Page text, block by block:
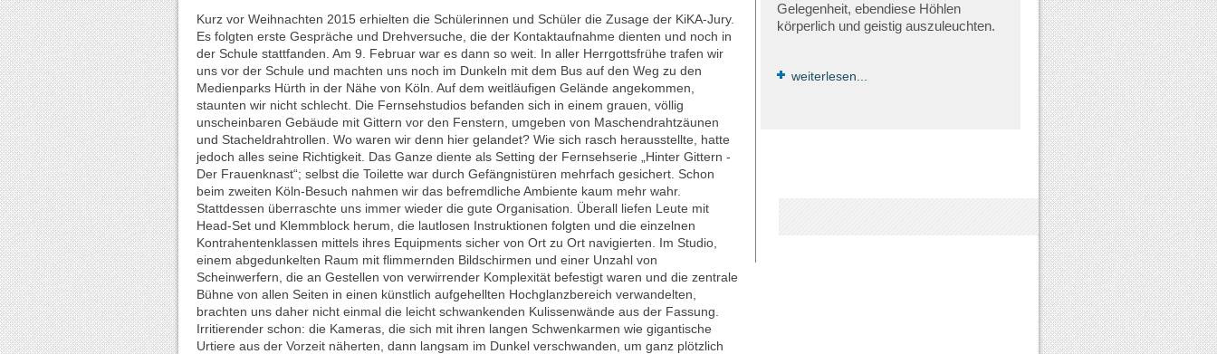
Kurz vor Weihnachten 2015 erhielten die Schülerinnen und Schüler die Zusage der KiKA-Jury.
Es folgten erste Gespräche und Drehversuche, die der Kontaktaufnahme dienten und noch in
der Schule stattfanden. Am 9. Februar war es dann so weit. In aller Herrgottsfrühe trafen wir
uns vor der Schule und machten uns noch im Dunkeln mit dem Bus auf den Weg zu den
Medienparks Hürth in der Nähe von Köln. Auf dem weitläufigen Gelände angekommen,
staunten wir nicht schlecht. Die Fernsehstudios befanden sich in einem grauen, völlig
unscheinbaren Gebäude mit Gittern vor den Fenstern, umgeben von Maschendrahtzäunen
und Stacheldrahtrollen. Wo waren wir denn hier gelandet? Wie sich rasch herausstellte, hatte
jedoch alles seine Richtigkeit. Das Ganze diente als Setting der Fernsehserie „Hinter Gittern -
Der Frauenknast“; selbst die Toilette war durch Gefängnistüren mehrfach gesichert. Schon
beim zweiten Köln-Besuch nahmen wir das befremdliche Ambiente kaum mehr wahr.
Stattdessen überraschte uns immer wieder die gute Organisation. Überall liefen Leute mit
Head-Set und Klemmblock herum, die lautlosen Instruktionen folgten und die einzelnen
Kontrahentenklassen mittels ihres Equipments sicher von Ort zu Ort navigierten. Im Studio,
einem abgedunkelten Raum mit flimmernden Bildschirmen und einer Unzahl von
Scheinwerfern, die an Gestellen von verwirrender Komplexität befestigt waren und die zentrale
Bühne von allen Seiten in einen künstlich aufgehellten Hochglanzbereich verwandelten,
brachten uns daher nicht einmal die leicht schwankenden Kulissenwände aus der Fassung.
Irritierender schon: die Kameras, die sich mit ihren langen Schwenkarmen wie gigantische
Urtiere aus der Vorzeit näherten, dann langsam im Dunkel verschwanden, um ganz plötzlich
Gelegenheit, ebendiese Höhlen
körperlich und geistig auszuleuchten.
weiterlesen...